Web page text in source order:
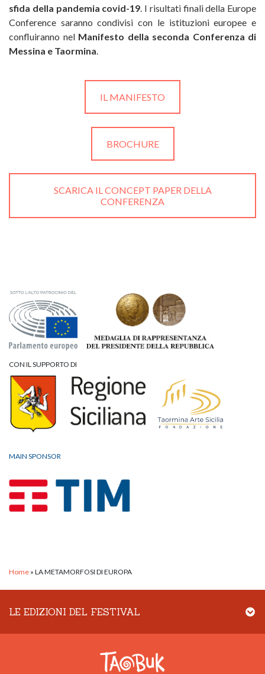
sfida della pandemia covid-19. I risultati finali della Europe
Conference saranno condivisi con le istituzioni europee e
confluiranno nel Manifesto della seconda Conferenza di
Messina e Taormina.
IL MANIFESTO
BROCHURE
SCARICA IL CONCEPT PAPER DELLA
CONFERENZA
CON IL SUPPORTO DI
MAIN SPONSOR
Home » LA METAMORFOSI DI EUROPA
LE EDIZIONI DEL FESTIVAL